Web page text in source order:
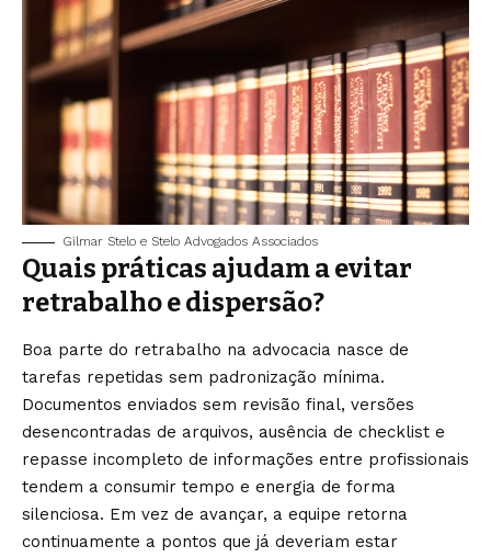
Gilmar Stelo e Stelo Advogados Associados
Quais práticas ajudam a evitar
retrabalho e dispersão?
Boa parte do retrabalho na advocacia nasce de
tarefas repetidas sem padronização mínima.
Documentos enviados sem revisão final, versões
desencontradas de arquivos, ausência de checklist e
repasse incompleto de informações entre profissionais
tendem a consumir tempo e energia de forma
silenciosa. Em vez de avançar, a equipe retorna
continuamente a pontos que já deveriam estar